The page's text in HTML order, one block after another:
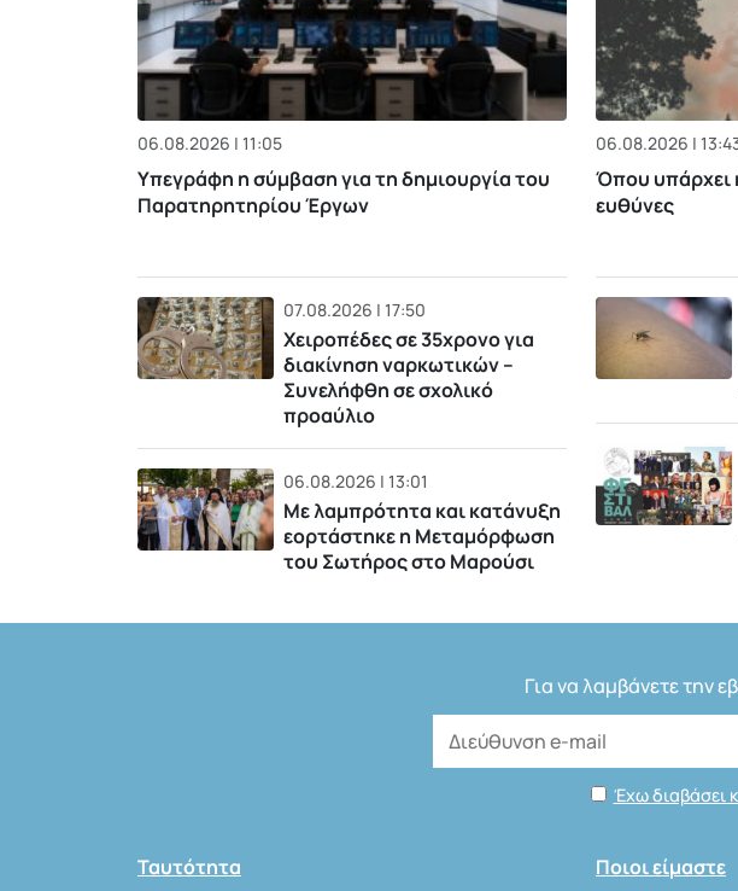
06.08.2026 | 11:05
Υπεγράφη η σύμβαση για τη δημιουργία του
Παρατηρητηρίου Έργων
07.08.2026 | 17:50
Χειροπέδες σε 35χρονο για
διακίνηση ναρκωτικών –
Συνελήφθη σε σχολικό
προαύλιο
06.08.2026 | 13:01
Με λαμπρότητα και κατάνυξη
εορτάστηκε η Μεταμόρφωση
του Σωτήρος στο Μαρούσι
06.08.2026 |
Όπου υπάρχει
ευθύνες
Για να λαμβάνετε την
Έχω διαβάσει
Ταυτότητα Ποιοι είμαστε